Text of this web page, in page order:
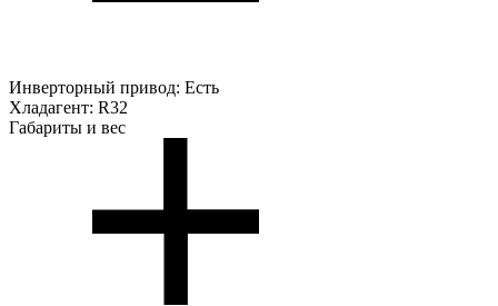
Инверторный привод: Есть
Хладагент: R32
Габариты и вес